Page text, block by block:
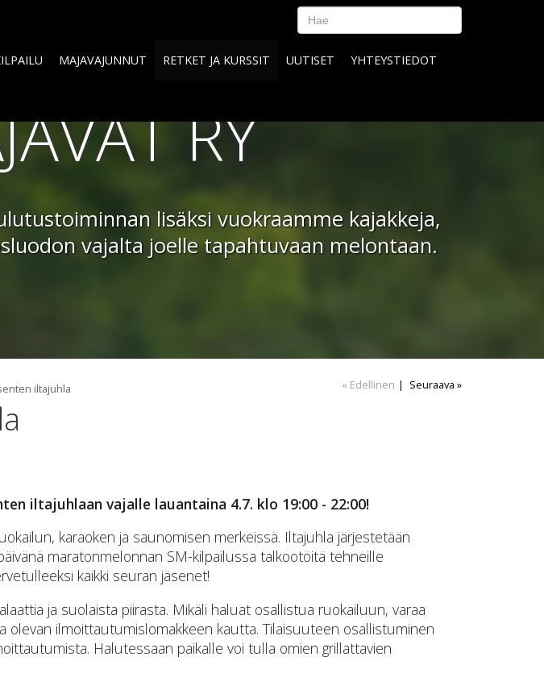
MAJAVAJUNNUT RETKET JA KURSSIT UUTISET YHTEYSTIEDOT
RY
lisäksi vuokraamme kajakkeja,
vajalta joelle tapahtuvaan melontaan.
iltajuhla « Edellinen | Seuraava »
iltajuhlaan vajalle lauantaina 4.7. klo 19:00 - 22:00!
karaoken ja saunomisen merkeissä. Iltajuhla järjestetään
maratonmelonnan SM-kilpailussa talkootöitä tehneille
kaikki seuran jäsenet!
ja suolaista piirasta. Mikäli haluat osallistua ruokailuun, varaa
olevan ilmoittautumislomakkeen kautta. Tilaisuuteen osallistuminen
Halutessaan paikalle voi tulla omien grillattavien